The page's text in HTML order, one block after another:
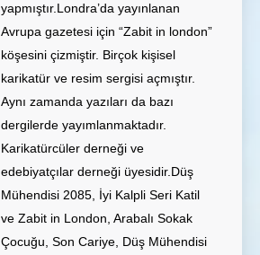
yapmıştır.Londra’da yayınlanan
Avrupa gazetesi için “Zabit in london”
köşesini çizmiştir. Birçok kişisel
karikatür ve resim sergisi açmıştır.
Aynı zamanda yazıları da bazı
dergilerde yayımlanmaktadır.
Karikatürcüler derneği ve
edebiyatçılar derneği üyesidir.Düş
Mühendisi 2085, İyi Kalpli Seri Katil
ve Zabit in London, Arabalı Sokak
Çocuğu, Son Cariye, Düş Mühendisi